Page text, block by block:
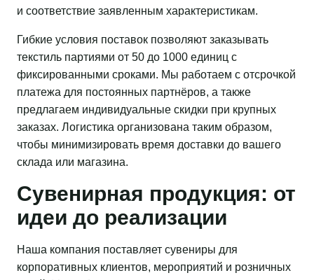
и соответствие заявленным характеристикам.
Гибкие условия поставок позволяют заказывать
текстиль партиями от 50 до 1000 единиц с
фиксированными сроками. Мы работаем с отсрочкой
платежа для постоянных партнёров, а также
предлагаем индивидуальные скидки при крупных
заказах. Логистика организована таким образом,
чтобы минимизировать время доставки до вашего
склада или магазина.
Сувенирная продукция: от
идеи до реализации
Наша компания поставляет сувениры для
корпоративных клиентов, мероприятий и розничных